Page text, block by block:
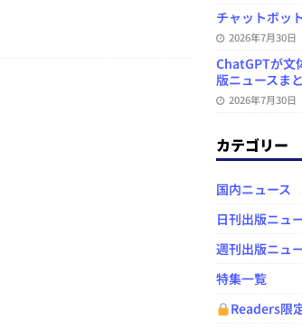
チャットボッ
2026年7月30日
ChatGPTが文
版ニュースま
2026年7月30日
カテゴリー
国内ニュース
日刊出版ニュ
週刊出版ニュ
特集一覧
Readers限